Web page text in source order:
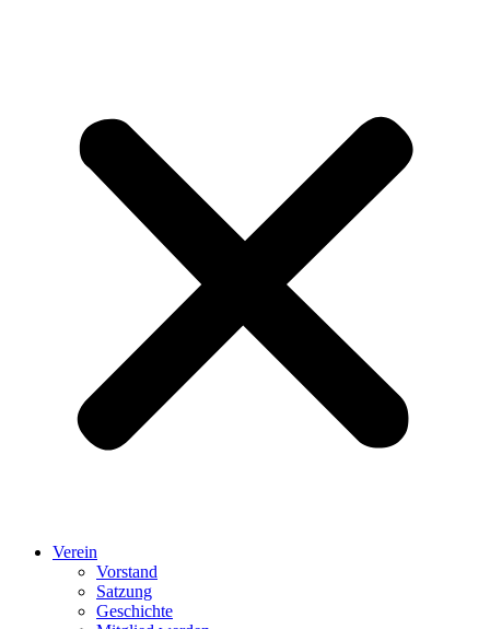
Verein
Vorstand
Satzung
Geschichte